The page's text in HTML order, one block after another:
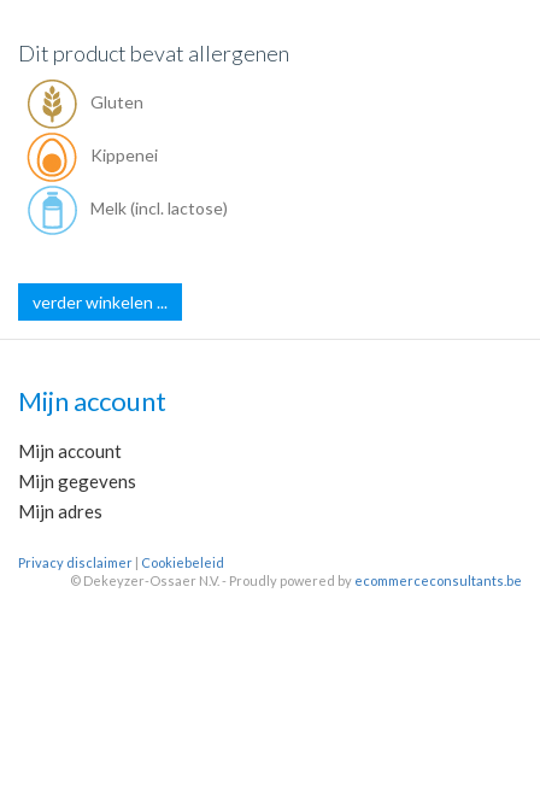
Dit product bevat allergenen
Gluten
Kippenei
Melk (incl. lactose)
verder winkelen ...
Mijn account
Mijn account
Mijn gegevens
Mijn adres
Privacy disclaimer | Cookiebeleid
© Dekeyzer-Ossaer N.V. - Proudly powered by ecommerceconsultants.be